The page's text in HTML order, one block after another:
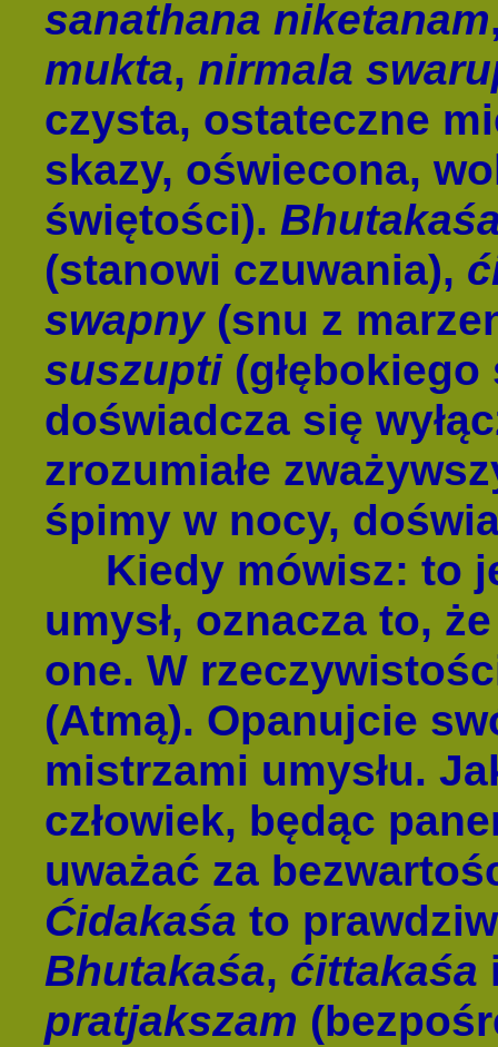
sanathana niketanam
mukta, nirmala
czysta, ostateczne
skazy, oświecona,
świętości).
(stanowi czuwania),
swapny(snu z
suszupti(głębokiego
doświadcza się
zrozumiałe
śpimy w nocy,
Kiedy mówisz: to
umysł, oznacza to,
one. W
(Atmą). Opanujcie
mistrzami umysłu.
człowiek, będąc
uważać za
Ćidakaśa to
Bhutakaśa, ćittakaśa
pratjakszam